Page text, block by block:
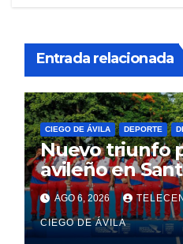
Entrada relacionada
CIEGO DE ÁVILA DEPORTE
Nuevo triunfo
avileño en
AGO 6, 2026
CIEGO DE ÁVILA